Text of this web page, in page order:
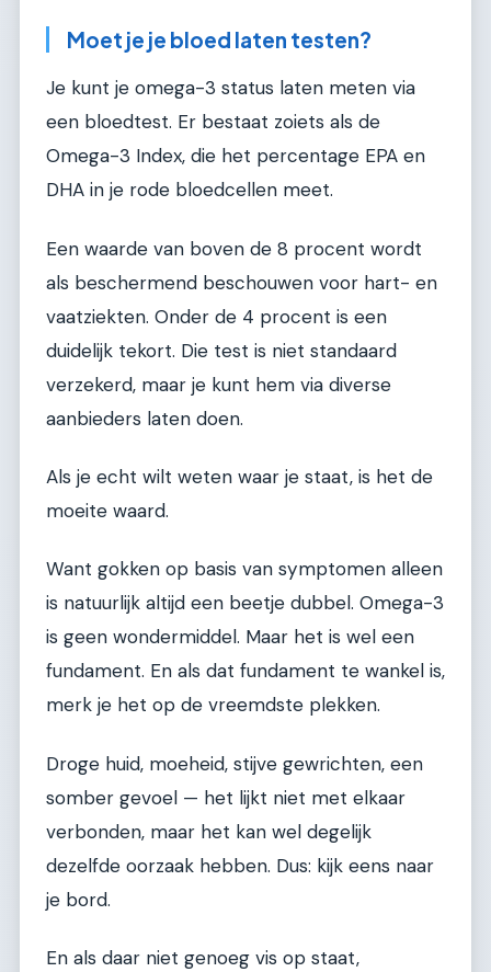
Moet je je bloed laten testen?
Je kunt je omega-3 status laten meten via
een bloedtest. Er bestaat zoiets als de
Omega-3 Index, die het percentage EPA en
DHA in je rode bloedcellen meet.
Een waarde van boven de 8 procent wordt
als beschermend beschouwen voor hart- en
vaatziekten. Onder de 4 procent is een
duidelijk tekort. Die test is niet standaard
verzekerd, maar je kunt hem via diverse
aanbieders laten doen.
Als je echt wilt weten waar je staat, is het de
moeite waard.
Want gokken op basis van symptomen alleen
is natuurlijk altijd een beetje dubbel. Omega-3
is geen wondermiddel. Maar het is wel een
fundament. En als dat fundament te wankel is,
merk je het op de vreemdste plekken.
Droge huid, moeheid, stijve gewrichten, een
somber gevoel — het lijkt niet met elkaar
verbonden, maar het kan wel degelijk
dezelfde oorzaak hebben. Dus: kijk eens naar
je bord.
En als daar niet genoeg vis op staat,